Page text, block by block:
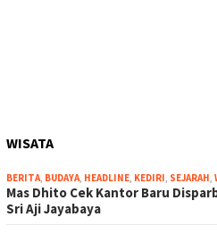
WISATA
BERITA BUDAYA HEADLINE KEDIRI SEJARAH
Mas Dhito Cek Kantor Baru
Sri Aji Jayabaya